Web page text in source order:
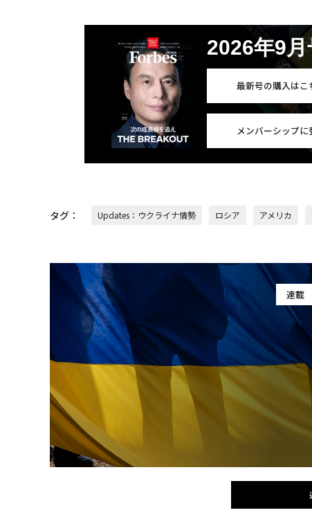
2026年9
最新号の購入はこ
メンバーシップに
タグ： Updates：ウクライナ情勢 ロシア アメリカ
連載